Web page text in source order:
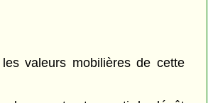
valeurs mobilières de cette